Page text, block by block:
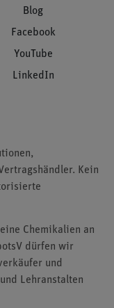
Blog
Facebook
YouTube
LinkedIn
Kein
Chemikalien an
dürfen wir
und
Lehranstalten